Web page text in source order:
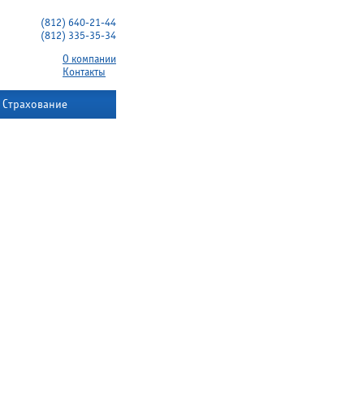
(812) 640-21-44
(812) 335-35-34
О компании
Контакты